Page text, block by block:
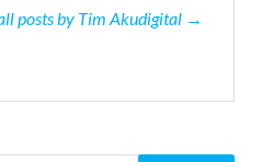
posts by Tim Akudigital →